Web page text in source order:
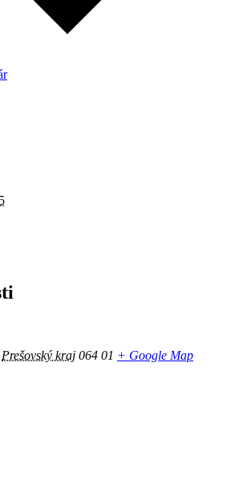
Prešovský kraj 064 01 + Google Map